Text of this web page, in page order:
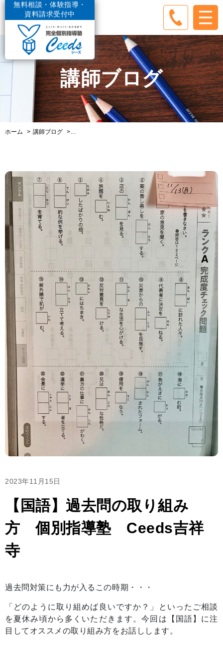
無料相談・体験指導・
資料請求受付中
講師ブログ
ホーム 講師ブログ
2023年11月15日
【国語】過去問の取り組み
方 個別指導塾 Ceeds吉祥
寺
過去問対策にも力が入るこの時期・・・
「どのように取り組めば良いですか？」といったご相談
を夏休み頃から多くいただきます。今回は【国語】に注
目してオススメの取り組み方をお話しします。